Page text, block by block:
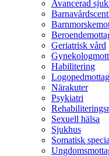
Avancerad
Geriatrisk vård
Habilitering
Närakuter
Psykiatri
Sexuell hälsa
Sjukhus
Somatisk